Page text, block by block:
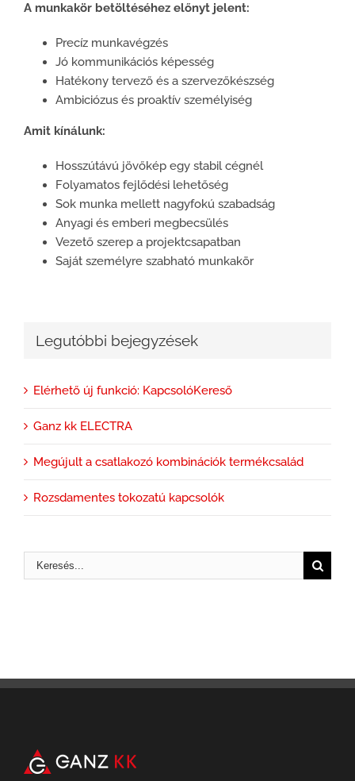
A munkakör betöltéséhez előnyt jelent:
Precíz munkavégzés
Jó kommunikációs képesség
Hatékony tervező és a szervezőkészség
Ambiciózus és proaktív személyiség
Amit kínálunk:
Hosszútávú jövőkép egy stabil cégnél
Folyamatos fejlődési lehetőség
Sok munka mellett nagyfokú szabadság
Anyagi és emberi megbecsülés
Vezető szerep a projektcsapatban
Saját személyre szabható munkakör
Legutóbbi bejegyzések
Elérhető új funkció: KapcsolóKereső
Ganz kk ELECTRA
Megújult a csatlakozó kombinációk termékcsalád
Rozsdamentes tokozatú kapcsolók